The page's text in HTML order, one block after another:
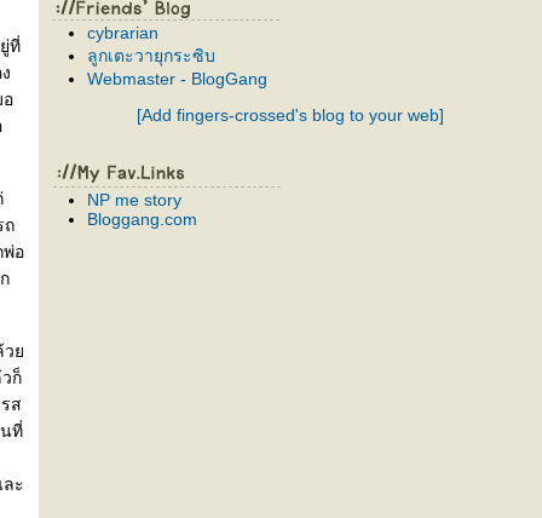
ที่
อ
ถ
พ่อ
ว
ก็
ส
ที่
ะ
cybrarian
ลูกเตะวายุกระซิบ
Webmaster - BlogGang
[Add fingers-crossed's blog to your web]
NP me story
Bloggang.com